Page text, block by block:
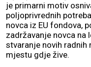
je primarni motiv
poljoprivrednih
novca iz EU fondova,
zadržavanje novca na
stvaranje novih radnih
mjestu gdje žive.